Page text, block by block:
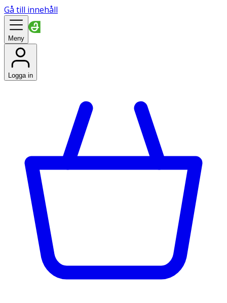
Gå till innehåll
Meny
Logga in